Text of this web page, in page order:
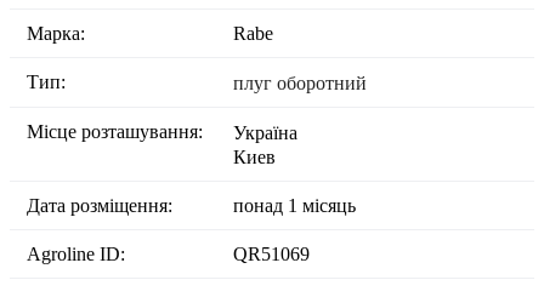
Марка: Rabe
Тип: плуг оборотний
Місце розташування:
Україна
Киев
Дата розміщення: понад 1 місяць
Agroline ID: QR51069